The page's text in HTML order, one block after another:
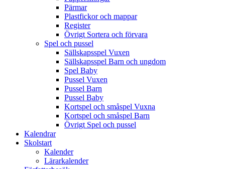
Pärmar
Plastfickor och mappar
Register
Övrigt Sortera och förvara
Spel och pussel
Sällskapsspel Vuxen
Sällskapsspel Barn och ungdom
Spel Baby
Pussel Vuxen
Pussel Barn
Pussel Baby
Kortspel och småspel Vuxna
Kortspel och småspel Barn
Övrigt Spel och pussel
Kalendrar
Skolstart
Kalender
Lärarkalender